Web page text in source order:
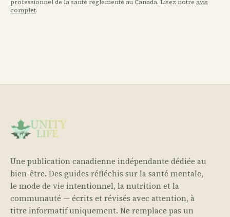
professionnel de la santé réglementé au Canada. Lisez notre avis
complet.
Une publication canadienne indépendante dédiée au
bien-être. Des guides réfléchis sur la santé mentale,
le mode de vie intentionnel, la nutrition et la
communauté — écrits et révisés avec attention, à
titre informatif uniquement. Ne remplace pas un